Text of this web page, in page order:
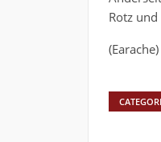
Rotz
(Earache)